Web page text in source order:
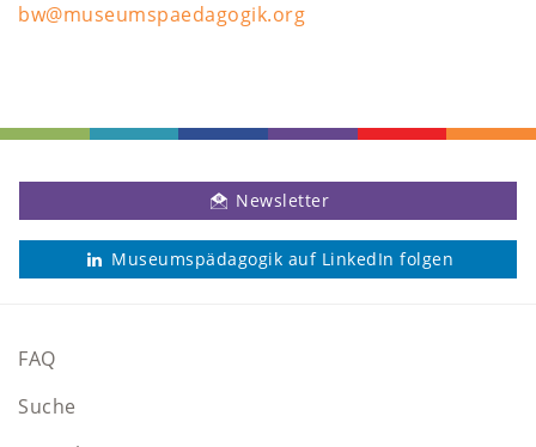
bw@museumspaedagogik.org
Newsletter
Museumspädagogik auf LinkedIn folgen
FAQ
Suche